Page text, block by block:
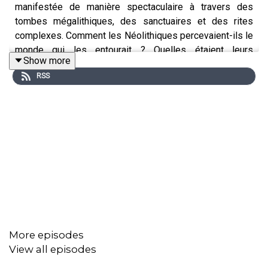
manifestée de manière spectaculaire à travers des
tombes mégalithiques, des sanctuaires et des rites
complexes. Comment les Néolithiques percevaient-ils le
monde qui les entourait ? Quelles étaient leurs
croyances et comment les exprimaient-ils ? Partons
ensemble à la découverte de cette dimension spirituelle
Show more
RSS
More episodes
View all episodes